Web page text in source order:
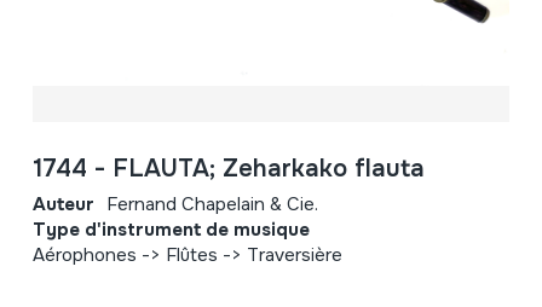
1744 - FLAUTA; Zeharkako flauta
Auteur Fernand Chapelain & Cie.
Type d'instrument de musique
Aérophones -> Flûtes -> Traversière